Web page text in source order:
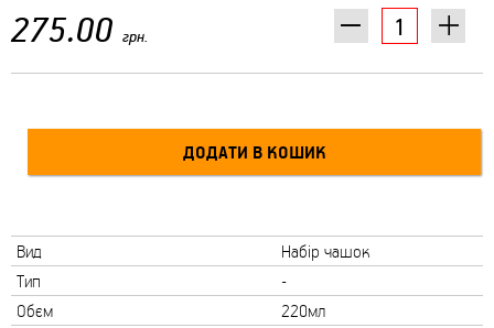
275.00 грн.
Вид
Набір чашок
Тип
-
Обєм
220мл